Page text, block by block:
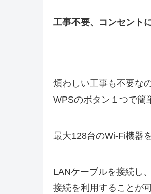
工事不要、コンセント
煩わしい工事も不要な
WPSのボタン１つで簡
最大128台のWi-Fi機器
LANケーブルを接続し
接続を利用することが可